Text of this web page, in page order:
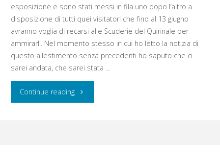
esposizione e sono stati messi in fila uno dopo l’altro a
disposizione di tutti quei visitatori che fino al 13 giugno
avranno voglia di recarsi alle Scuderie del Quirinale per
ammirarli. Nel momento stesso in cui ho letto la notizia di
questo allestimento senza precedenti ho saputo che ci
sarei andata, che sarei stata …
Continue reading"Caravaggio"